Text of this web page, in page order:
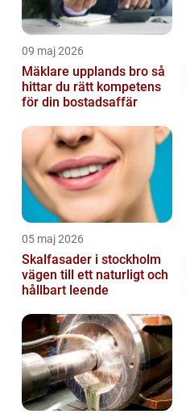
09 maj 2026
Mäklare upplands bro så
hittar du rätt kompetens
för din bostadsaffär
05 maj 2026
Skalfasader i stockholm
vägen till ett naturligt och
hållbart leende